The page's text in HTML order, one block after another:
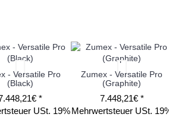
- Versatile Pro
(Black)
*
USt. 19%
Zumex - Versatile Pro
(Graphite)
7.448,21€ *
Mehrwertsteuer USt.